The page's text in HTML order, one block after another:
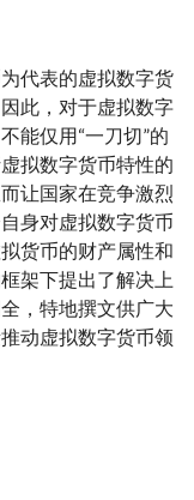
代表的虚拟数字货
此，对于虚拟数字
能仅用“一刀切”的
拟数字货币特性的
让国家在竞争激烈
身对虚拟数字货币
货币的财产属性和
架下提出了解决上
，特地撰文供广大
动虚拟数字货币领